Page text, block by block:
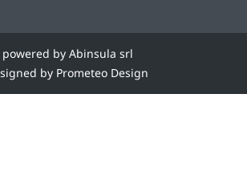
powered by Abinsula srl
by Prometeo Design